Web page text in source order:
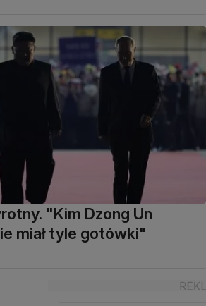
"Kim Dzong Un
miał tyle gotówki"